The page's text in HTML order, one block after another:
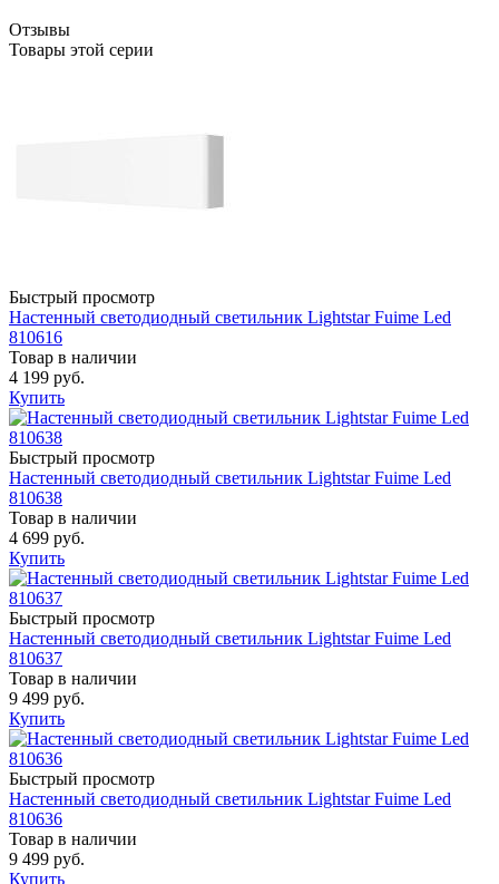
Отзывы
Товары этой серии
Быстрый просмотр
Настенный светодиодный светильник Lightstar Fuime Led
810616
Товар в наличии
4 199 руб.
Купить
Быстрый просмотр
Настенный светодиодный светильник Lightstar Fuime Led
810638
Товар в наличии
4 699 руб.
Купить
Быстрый просмотр
Настенный светодиодный светильник Lightstar Fuime Led
810637
Товар в наличии
9 499 руб.
Купить
Быстрый просмотр
Настенный светодиодный светильник Lightstar Fuime Led
810636
Товар в наличии
9 499 руб.
Купить